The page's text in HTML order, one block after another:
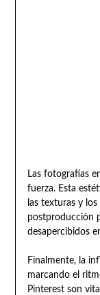
Las fotografías
fuerza. Esta
las texturas y
postproducción
desapercibidos
Finalmente, la
marcando el
Pinterest son